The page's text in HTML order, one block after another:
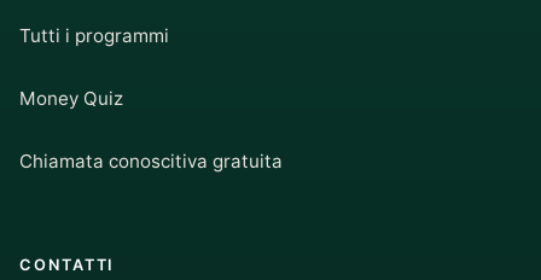
Tutti i programmi
Money Quiz
Chiamata conoscitiva gratuita
CONTATTI